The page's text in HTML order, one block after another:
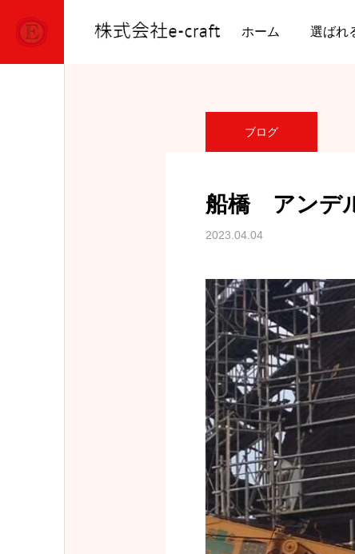
ホーム 選ばれ
ブログ ブログ 船
ブログ
船橋 アンデ
2023.04.04